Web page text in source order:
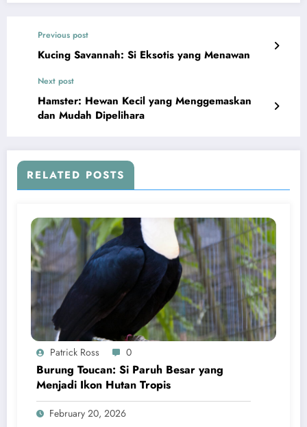
Previous post
Kucing Savannah: Si Eksotis yang Menawan
Next post
Hamster: Hewan Kecil yang Menggemaskan
dan Mudah Dipelihara
RELATED POSTS
Patrick Ross 0
Burung Toucan: Si Paruh Besar yang
Menjadi Ikon Hutan Tropis
February 20, 2026